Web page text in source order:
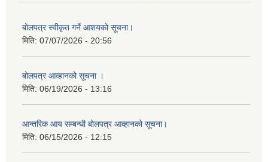
बोलपत्र स्वीकृत गर्ने आशयको सूचना।
मिति: 07/07/2026 - 20:56
बोलपत्र आव्हानको सूचना ।
मिति: 06/19/2026 - 13:16
आन्तरिक आय सम्बन्धी बोलपत्र आव्हानको सूचना।
मिति: 06/15/2026 - 12:15